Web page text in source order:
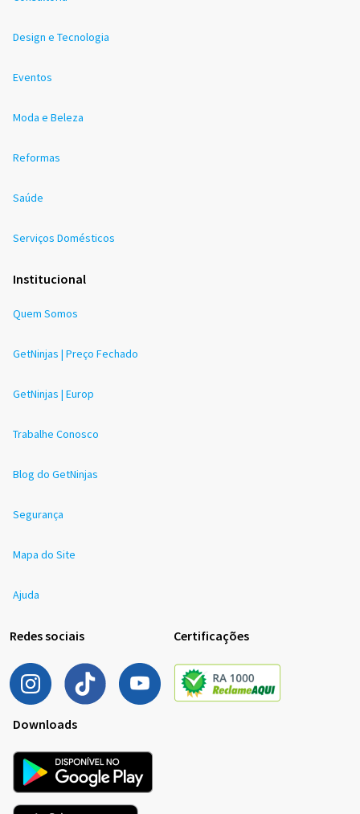
Design e Tecnologia
Eventos
Moda e Beleza
Reformas
Saúde
Serviços Domésticos
Institucional
Quem Somos
GetNinjas | Preço Fechado
GetNinjas | Europ
Trabalhe Conosco
Blog do GetNinjas
Segurança
Mapa do Site
Ajuda
Redes sociais Certificações
Downloads